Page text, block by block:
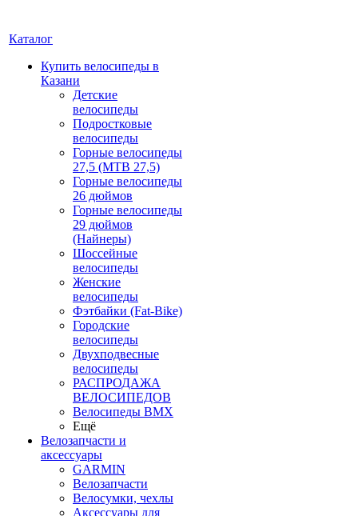
Каталог
Купить велосипеды в
Казани
Детские
велосипеды
Подростковые
велосипеды
Горные велосипеды
27,5 (MTB 27,5)
Горные велосипеды
26 дюймов
Горные велосипеды
29 дюймов
(Найнеры)
Шоссейные
велосипеды
Женские
велосипеды
Фэтбайки (Fat-Bike)
Городские
велосипеды
Двухподвесные
велосипеды
РАСПРОДАЖА
ВЕЛОСИПЕДОВ
Велосипеды BMX
Ещё
Велозапчасти и
аксессуары
GARMIN
Велозапчасти
Велосумки, чехлы
Аксессуары для